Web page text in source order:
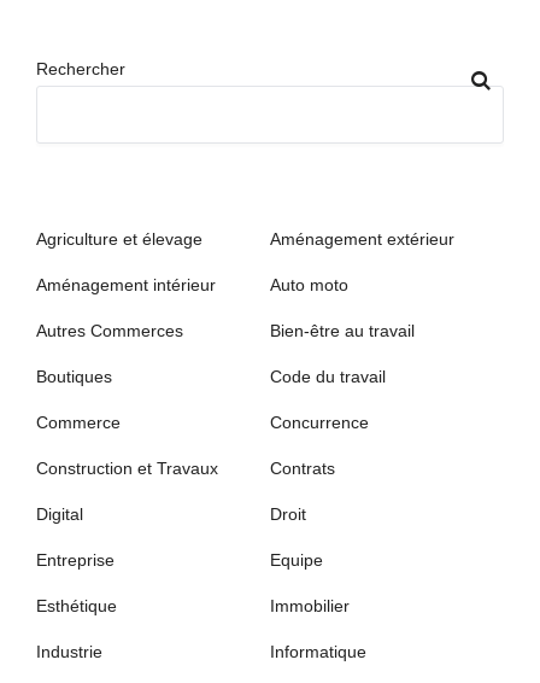
Rechercher
Agriculture et élevage Aménagement extérieur
Aménagement intérieur Auto moto
Autres Commerces Bien-être au travail
Boutiques Code du travail
Commerce Concurrence
Construction et Travaux Contrats
Digital Droit
Entreprise Equipe
Esthétique Immobilier
Industrie Informatique